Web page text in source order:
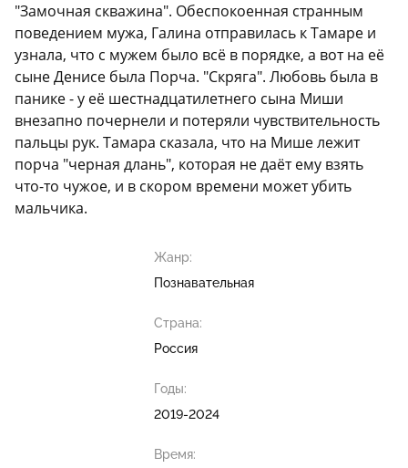
"Замочная скважина". Обеспокоенная странным
поведением мужа, Галина отправилась к Тамаре и
узнала, что с мужем было всё в порядке, а вот на её
сыне Денисе была Порча. "Скряга". Любовь была в
панике - у её шестнадцатилетнего сына Миши
внезапно почернели и потеряли чувствительность
пальцы рук. Тамара сказала, что на Мише лежит
порча "черная длань", которая не даёт ему взять
что-то чужое, и в скором времени может убить
мальчика.
Жанр:
Познавательная
Страна:
Россия
Годы:
2019-2024
Время: